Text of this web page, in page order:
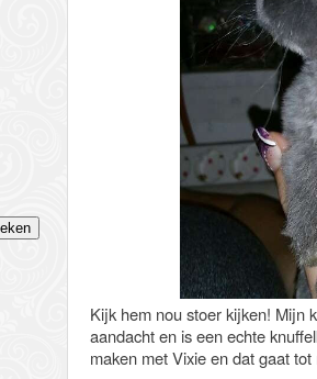
Kijk hem nou stoer kijken! Mijn
aandacht en is een echte
maken met Vixie en dat gaat